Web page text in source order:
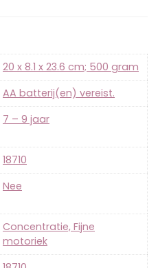
‎20 x 8.1 x 23.6 cm; 500 gram
‎AA batterij(en) vereist.
‎7 – 9 jaar
‎18710
‎Nee
‎Concentratie, Fijne
motoriek